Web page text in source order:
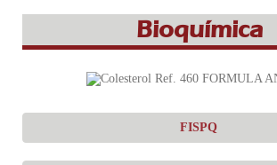
Bioquímica
FISPQ